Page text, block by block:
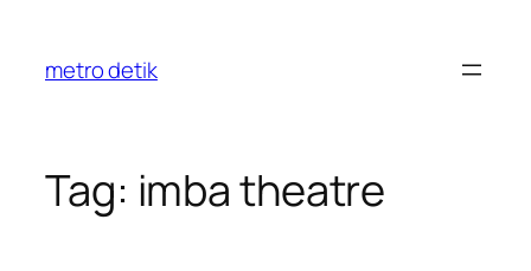
content
metro detik
Tag: imba theatre